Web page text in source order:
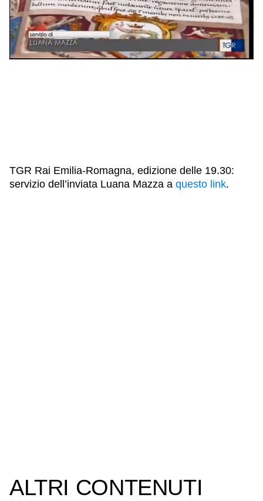
IL NOSTRO STAFF
EDUCAZIONE
SCUOLE
INSEGNANTI
GIOVANI, ADULTI
CULTURA EBRAICA
CAPIRE L’EBRAISMO
TGR Rai Emilia-Romagna, edizione delle 19.30:
servizio dell’inviata Luana Mazza a questo link.
ALTRI CONTENUTI